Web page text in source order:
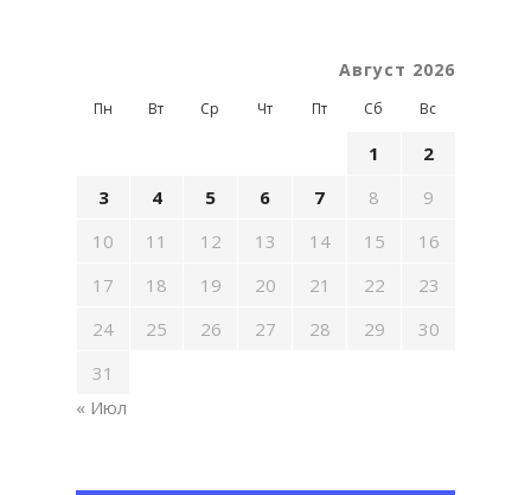
Август 2026
Пн Вт Ср Чт Пт Сб Вс
1
2
3
4 5 6 7 8
9
10
11 12 13 14 15
16
17
18 19 20 21 22
23
24
25 26 27 28 29
30
31
« Июл